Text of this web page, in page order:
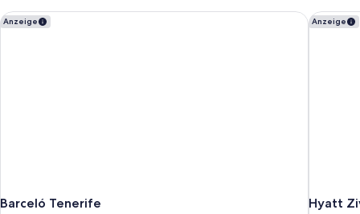
Anzeige
Barceló Tenerife
Barceló Tenerife Anzeige
Hyatt
Hyatt